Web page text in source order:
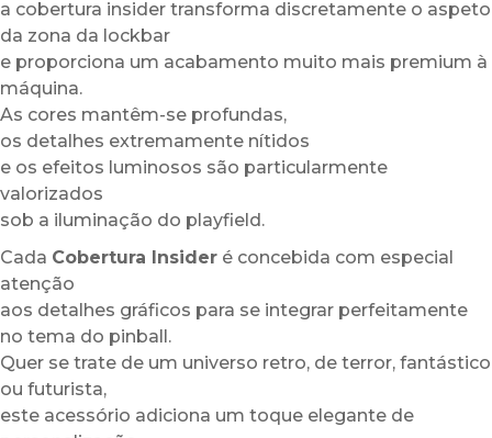
a cobertura insider transforma discretamente o aspeto
da zona da lockbar
e proporciona um acabamento muito mais premium à
máquina.
As cores mantêm-se profundas,
os detalhes extremamente nítidos
e os efeitos luminosos são particularmente
valorizados
sob a iluminação do playfield.
Cada Cobertura Insider é concebida com especial
atenção
aos detalhes gráficos para se integrar perfeitamente
no tema do pinball.
Quer se trate de um universo retro, de terror, fantástico
ou futurista,
este acessório adiciona um toque elegante de